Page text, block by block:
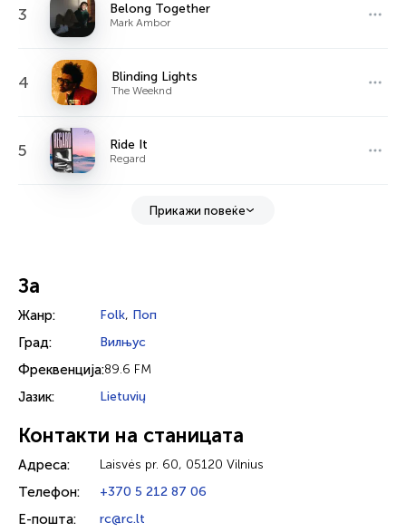
3 Belong Together
Mark Ambor
4 Blinding Lights
The Weeknd
5 Ride It
Regard
Прикажи повеќе
За
Жанр: Folk, Поп
Град: Вилњус
Фреквенција:89.6 FM
Јазик: Lietuvių
Контакти на станицата
Адреса: Laisvės pr. 60, 05120 Vilnius
Телефон: +370 5 212 87 06
Е-пошта: rc@rc.lt